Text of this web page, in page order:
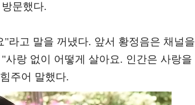
문했다.
라고 말을 꺼냈다. 앞서 황정음은 채널을
랑 없이 어떻게 살아요. 인간은 사랑을
주어 말했다.